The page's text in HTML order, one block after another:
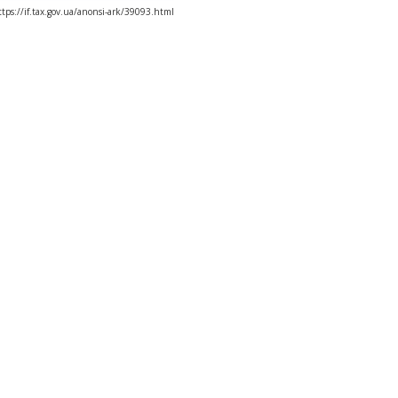
if.tax.gov.ua/anonsi-ark/39093.html